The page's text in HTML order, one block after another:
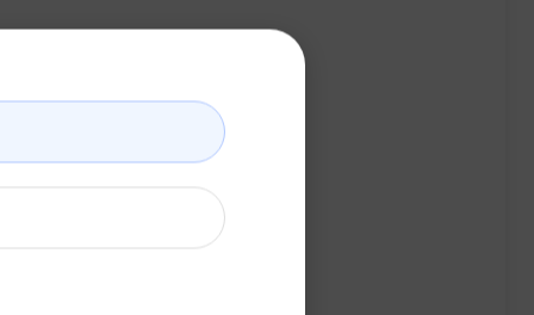
données et algorithmes.